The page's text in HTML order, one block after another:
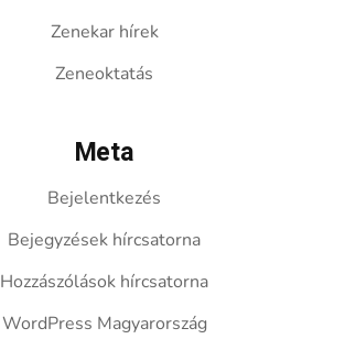
Zenekar hírek
Zeneoktatás
Meta
Bejelentkezés
Bejegyzések hírcsatorna
Hozzászólások hírcsatorna
WordPress Magyarország